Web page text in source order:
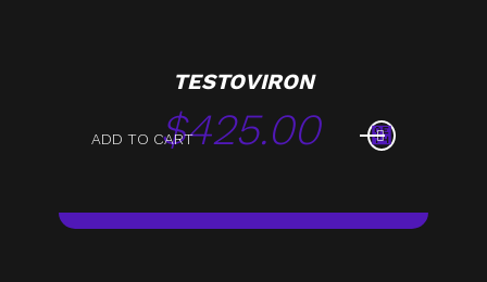
ADD TO CART
TESTOVIRON
$425.00